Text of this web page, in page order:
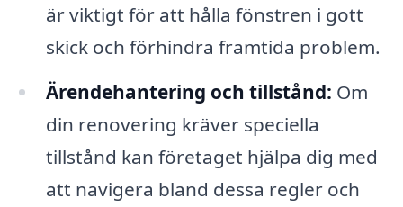
är viktigt för att hålla fönstren i gott
skick och förhindra framtida problem.
Ärendehantering och tillstånd: Om
din renovering kräver speciella
tillstånd kan företaget hjälpa dig med
att navigera bland dessa regler och